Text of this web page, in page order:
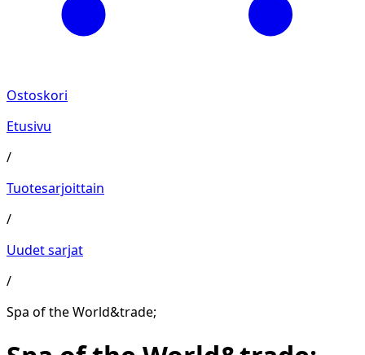
Ostoskori
Etusivu
/
Tuotesarjoittain
/
Uudet sarjat
/
Spa of the World&trade;